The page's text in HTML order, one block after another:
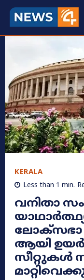
KERALA
Less than 1 min.
വനിതാ
ലോക്സഭാ
ആയി
സീറ്റുകൾ